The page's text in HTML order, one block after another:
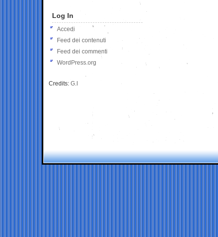
Log In
Accedi
Feed dei contenuti
Feed dei commenti
WordPress.org
Credits: G.I